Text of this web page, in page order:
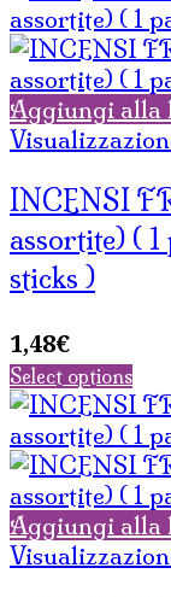
Aggiungi alla
INCENSI
assortite) (
sticks )
1,48€
Select options
Aggiungi alla